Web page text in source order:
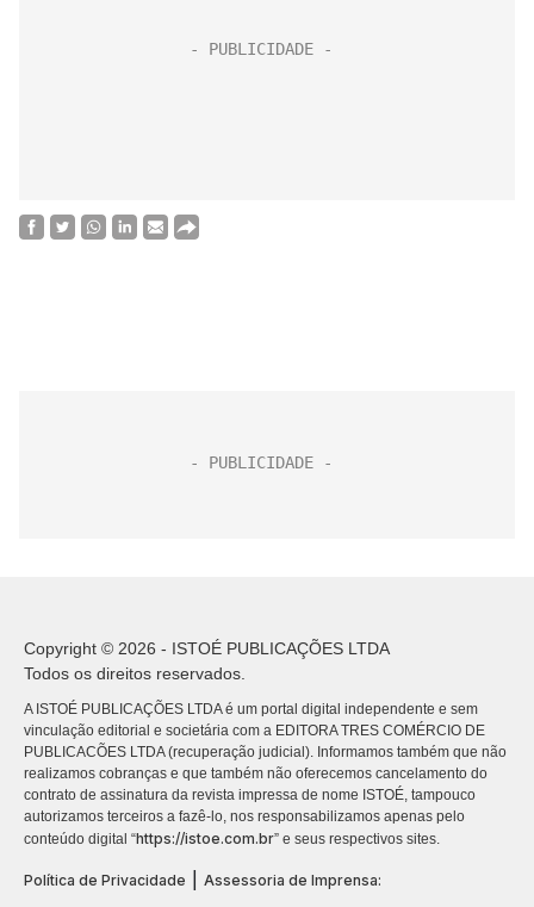
Copyright © 2026 - ISTOÉ PUBLICAÇÕES LTDA
Todos os direitos reservados.
A ISTOÉ PUBLICAÇÕES LTDA é um portal digital independente e sem
vinculação editorial e societária com a EDITORA TRES COMÉRCIO DE
PUBLICACÕES LTDA (recuperação judicial). Informamos também que não
realizamos cobranças e que também não oferecemos cancelamento do
contrato de assinatura da revista impressa de nome ISTOÉ, tampouco
autorizamos terceiros a fazê-lo, nos responsabilizamos apenas pelo
conteúdo digital “https://istoe.com.br” e seus respectivos sites.
Política de Privacidade
Assessoria de Imprensa: